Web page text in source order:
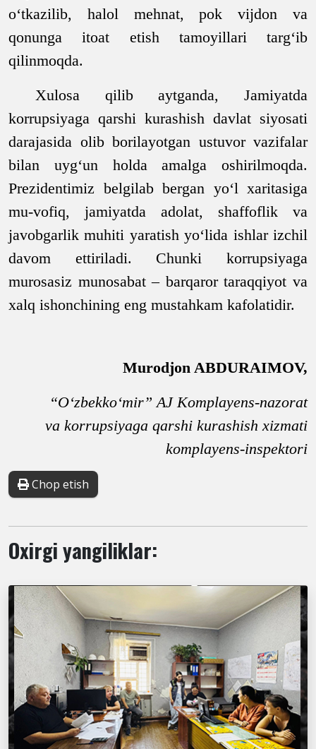
o‘tkazilib, halol mehnat, pok vijdon va
qonunga itoat etish tamoyillari targ‘ib
qilinmoqda.
Xulosa qilib aytganda, Jamiyatda
korrupsiyaga qarshi kurashish davlat siyosati
darajasida olib borilayotgan ustuvor vazifalar
bilan uyg‘un holda amalga oshirilmoqda.
Prezidentimiz belgilab bergan yo‘l xaritasiga
mu-vofiq, jamiyatda adolat, shaffoflik va
javobgarlik muhiti yaratish yo‘lida ishlar izchil
davom ettiriladi. Chunki korrupsiyaga
murosasiz munosabat – barqaror taraqqiyot va
xalq ishonchining eng mustahkam kafolatidir.
Murodjon ABDURAIMOV,
“O‘zbekko‘mir” AJ Komplayens-nazorat
va korrupsiyaga qarshi kurashish xizmati
komplayens-inspektori
Chop etish
Oxirgi yangiliklar: